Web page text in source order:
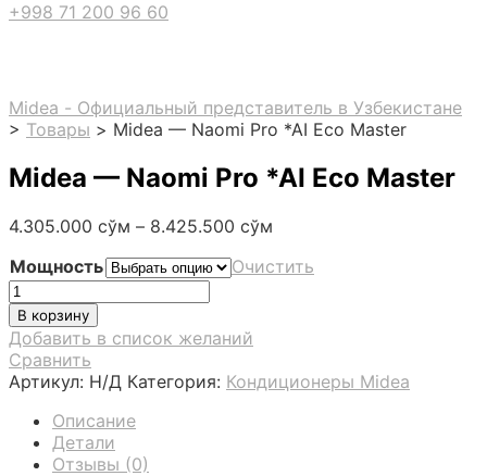
+998 71 200 96 60
Midea - Официальный представитель в Узбекистане
> Товары > Midea — Naomi Pro *AI Eco Master
Midea — Naomi Pro *AI Eco Master
4.305.000 сўм – 8.425.500 сўм
Мощность
Очистить
Количество
товара
Midea
-
Naomi
Pro
Eco
Master
В корзину
Добавить в список желаний
Сравнить
Артикул: Н/Д Категория: Кондиционеры Midea
Описание
Детали
Отзывы (0)